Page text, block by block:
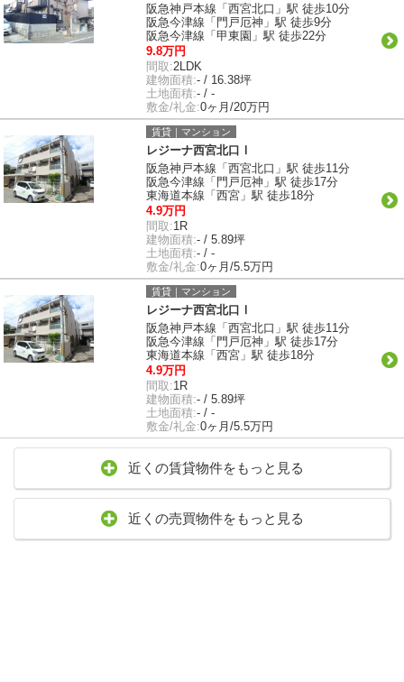
阪急神戸本線「西宮北口」駅 徒歩10分
阪急今津線「門戸厄神」駅 徒歩9分
阪急今津線「甲東園」駅 徒歩22分
9.8万円
間取:2LDK
建物面積:- / 16.38坪
土地面積:- / -
敷金/礼金:0ヶ月/20万円
賃貸｜マンション
レジーナ西宮北口Ⅰ
阪急神戸本線「西宮北口」駅 徒歩11分
阪急今津線「門戸厄神」駅 徒歩17分
東海道本線「西宮」駅 徒歩18分
4.9万円
間取:1R
建物面積:- / 5.89坪
土地面積:- / -
敷金/礼金:0ヶ月/5.5万円
賃貸｜マンション
レジーナ西宮北口Ⅰ
阪急神戸本線「西宮北口」駅 徒歩11分
阪急今津線「門戸厄神」駅 徒歩17分
東海道本線「西宮」駅 徒歩18分
4.9万円
間取:1R
建物面積:- / 5.89坪
土地面積:- / -
敷金/礼金:0ヶ月/5.5万円
近くの賃貸物件をもっと見る
近くの売買物件をもっと見る